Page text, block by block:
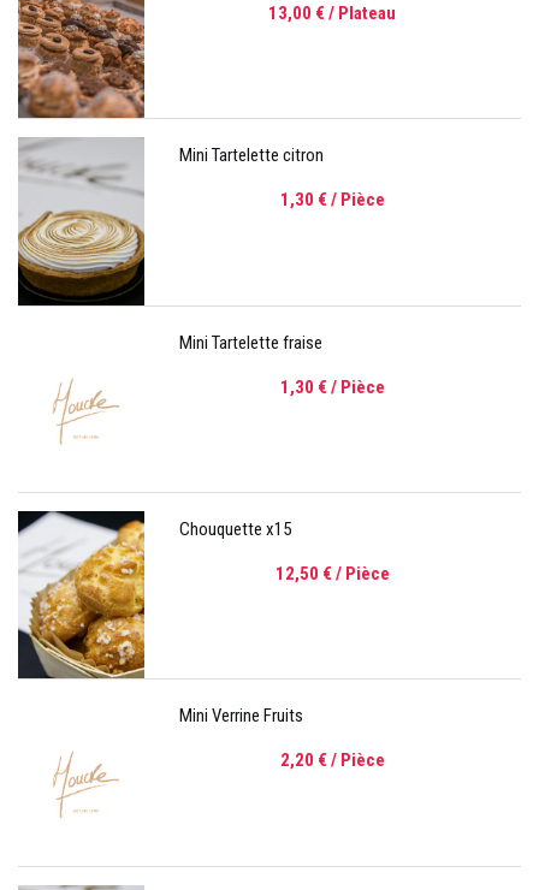
13,00 € / Plateau
Mini Tartelette citron
1,30 € / Pièce
Mini Tartelette fraise
1,30 € / Pièce
Chouquette x15
12,50 € / Pièce
Mini Verrine Fruits
2,20 € / Pièce